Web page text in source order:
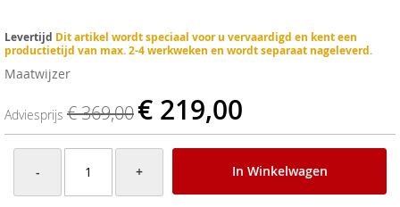
Levertijd Dit artikel wordt speciaal voor u vervaardigd en kent een
productietijd van max. 2-4 werkweken en wordt separaat nageleverd.
Maatwijzer
Adviesprijs € 369,00€ 219,00
- + In Winkelwagen